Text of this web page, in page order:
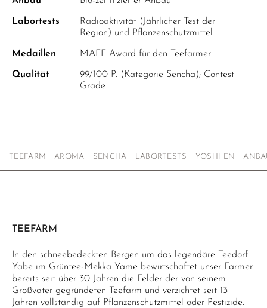
Labortests
Radioaktivität (Jährlicher Test der
Region) und Pflanzenschutzmittel
Medaillen MAFF Award für den Teefarmer
Qualität
99/100 P. (Kategorie Sencha); Contest
Grade
TEEFARM AROMA SENCHA LABORTESTS YOSHI EN
TEEFARM
In den schneebedeckten Bergen um das legendäre Teedorf
Yabe im Grüntee-Mekka Yame bewirtschaftet unser Farmer
bereits seit über 30 Jahren die Felder der von seinem
Großvater gegründeten Teefarm und verzichtet seit 13
Jahren vollständig auf Pflanzenschutzmittel oder Pestizide.